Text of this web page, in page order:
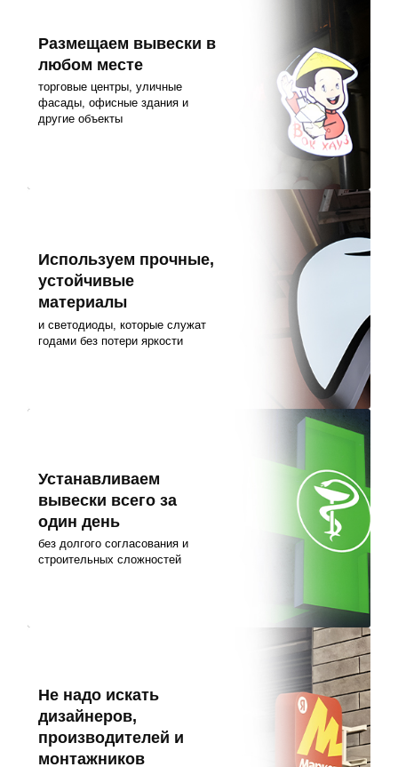
Размещаем вывески в
любом месте
торговые центры, уличные
фасады, офисные здания и
другие объекты
Используем прочные,
устойчивые
материалы
и светодиоды, которые служат
годами без потери яркости
Устанавливаем
вывески всего за
один день
без долгого согласования и
строительных сложностей
Не надо искать
дизайнеров,
производителей и
монтажников